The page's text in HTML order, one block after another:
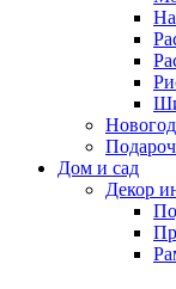
Дом и сад
Декор